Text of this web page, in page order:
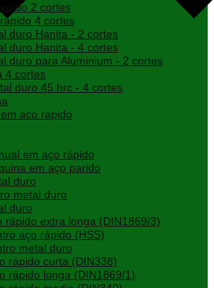
2 cortes
4 cortes
duro Hanita - 2 cortes
duro Hanita - 4 cortes
duro para Aluminium - 2 cortes
4 cortes
duro 45 hrc - 4 cortes
aco rapido
em aço rápido
em aço parido
duro
metal duro
duro
rápido extra longa (DIN1869/3)
aço rápido (HSS)
metal duro
rápido curta (DIN338)
rápido longa (DIN1869/1)